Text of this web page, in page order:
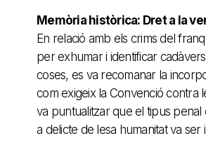
Memòria històrica: Dret a la
En relació amb els crims del
per exhumar i identificar
coses, es va recomanar la
com exigeix la Convenció contra
va puntualitzar que el tipus
a delicte de lesa humanitat va